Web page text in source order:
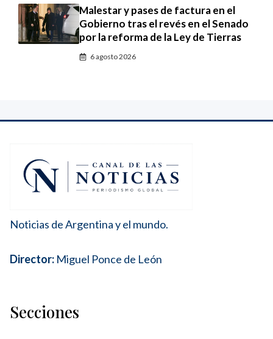
Malestar y pases de factura en el
Gobierno tras el revés en el Senado
por la reforma de la Ley de Tierras
6 agosto 2026
Noticias de Argentina y el mundo.
Director: Miguel Ponce de León
Secciones